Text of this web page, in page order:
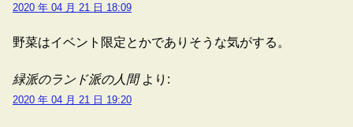
2020 年 04 月 21 日 18:09
野菜はイベント限定とかでありそうな気がする。
緑派のランド派の人間 より:
2020 年 04 月 21 日 19:20